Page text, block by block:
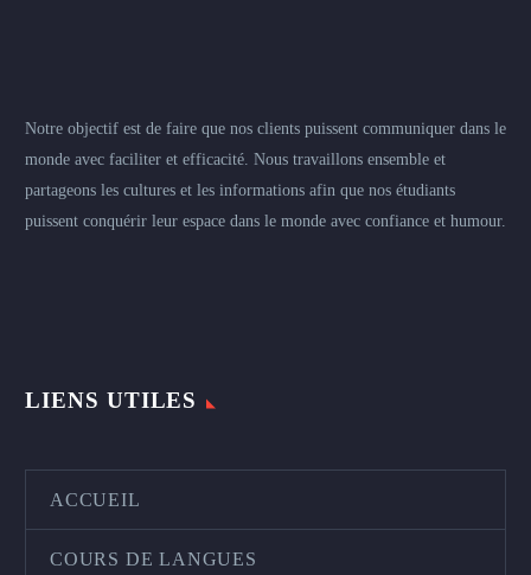
Notre objectif est de faire que nos clients puissent communiquer dans le
monde avec faciliter et efficacité. Nous travaillons ensemble et
partageons les cultures et les informations afin que nos étudiants
puissent conquérir leur espace dans le monde avec confiance et humour.
LIENS UTILES
ACCUEIL
COURS DE LANGUES